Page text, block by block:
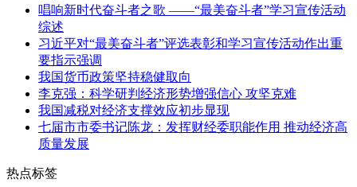
唱响新时代奋斗者之歌 ——“最美奋斗者”学习宣传活动
综述
习近平对“最美奋斗者”评选表彰和学习宣传活动作出重
要指示强调
我国货币政策坚持稳健取向
李克强：科学研判经济形势增强信心 攻坚克难
我国减税对经济支撑效应初步显现
七届市市委书记陈龙：发挥财经委职能作用 推动经济高
质量发展
热点标签